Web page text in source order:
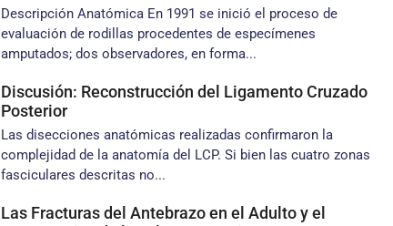
Descripción Anatómica En 1991 se inició el proceso de
evaluación de rodillas procedentes de especímenes
amputados; dos observadores, en forma...
Discusión: Reconstrucción del Ligamento Cruzado
Posterior
Las disecciones anatómicas realizadas confirmaron la
complejidad de la anatomía del LCP. Si bien las cuatro zonas
fasciculares descritas no...
Las Fracturas del Antebrazo en el Adulto y el